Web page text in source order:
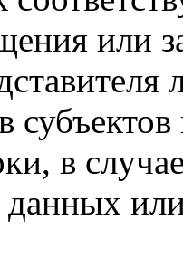
или
в